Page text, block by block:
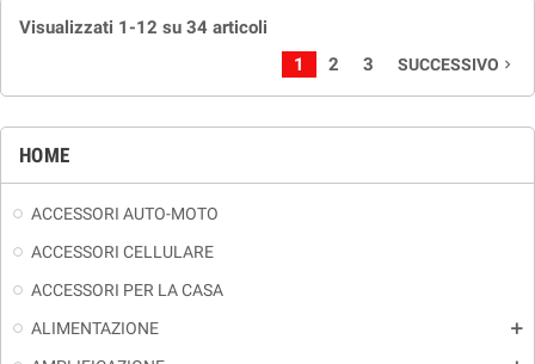
HOME
ACCESSORI AUTO-MOTO
ACCESSORI CELLULARE
ACCESSORI PER LA CASA
ALIMENTAZIONE
add
Visualizzati 1-12 su 34 articoli
1
2 3 SUCCESSIVO navigate_next